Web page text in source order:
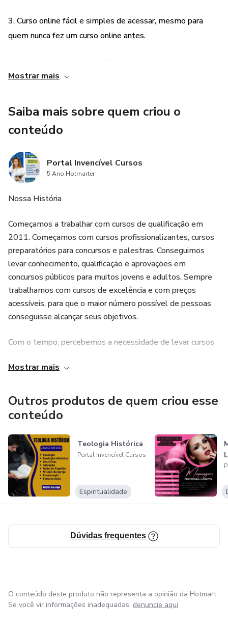
participar dos Cursos.
3. Curso online fácil e simples de acessar, mesmo para
quem nunca fez um curso online antes.
você não gostar do curso, nós devolveremos seu dinheiro.
5. Não há exigência de escolaridade ou idade mínima para
participar dos cursos e você não precisará pagar por
material didático, certificado, mensalidade ou qualquer
Mostrar mais
Saiba mais sobre quem criou o
conteúdo
Portal Invencível Cursos
5 Ano Hotmarter
Nossa História
Começamos a trabalhar com cursos de qualificação em
2011. Começamos com cursos profissionalizantes, cursos
preparatórios para concursos e palestras. Conseguimos
levar conhecimento, qualificação e aprovações em
concursos públicos para muitos jovens e adultos. Sempre
trabalhamos com cursos de excelência e com preços
acessíveis, para que o maior número possível de pessoas
conseguisse alcançar seus objetivos.
Com o tempo, percebemos a necessidade de levar cursos
número possível de pessoas, com preços acessíveis. Então,
educacional de cursos 100% on-line e abraçamos essa
ideia e a causa de levar conhecimento aos quatros cantos
do Brasil através da internet.
Com muito trabalho e dedicação, já qualificamos e
ajudamos mais de 27500 jovens e adultos em todo o
Brasil.
E agradecemos a Deus a cada novo amanhecer e a cada
Mostrar mais
Outros produtos de quem criou esse
conteúdo
Teologia Histórica
Portal Invencível Cursos
Espiritualidade
Dúvidas frequentes
O conteúdo deste produto não representa a opinião da Hotmart.
Se você vir informações inadequadas, denuncie aqui